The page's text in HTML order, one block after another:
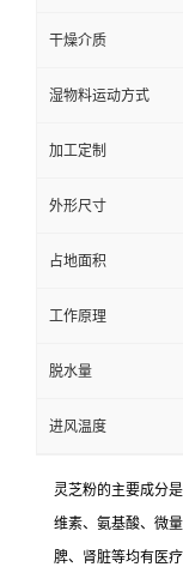
干燥介质
湿物料运动方式
加工定制
外形尺寸
占地面积
工作原理
脱水量
进风温度
灵芝粉的主要成分
维素、氨基酸、微
脾、肾脏等均有医